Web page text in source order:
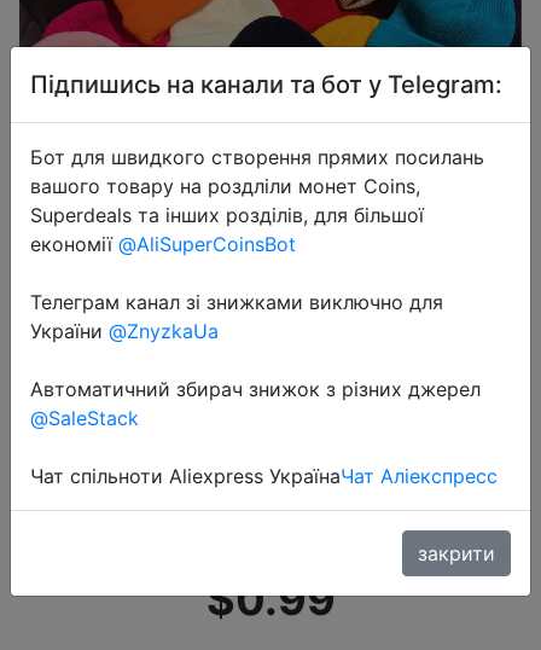
2020-12-28
Мужская и женская зимняя
Осенняя однотонная теплая
шерстяная вязаная шапка
манжетой женская шапка теплая
шапк…
$0.99
Підпишись на канали та бот у Telegram:
Бот для швидкого створення прямих посилань
вашого товару на роздліли монет Coins,
Superdeals та інших розділів, для більшої
економії @AliSuperCoinsBot
Телеграм канал зі знижками виключно для
України @ZnyzkaUa
Автоматичний збирач знижок з різних джерел
@SaleStack
Чат спільноти Aliexpress УкраїнаЧат Аліекспресс
закрити